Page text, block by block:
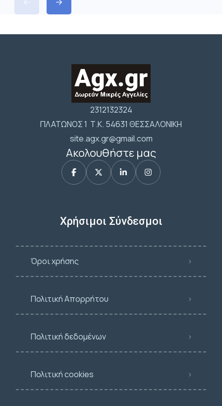
2312132324
ΠΛΑΤΩΝΟΣ 1 Τ.Κ. 54631 ΘΕΣΣΑΛΟΝΙΚΗ
site.agx.gr@gmail.com
Ακολουθήστε μας
Χρήσιμοι Σύνδεσμοι
Όροι χρήσης
Πολιτική Απορρήτου
Πολιτική δεδομένων
Πολιτική cookies